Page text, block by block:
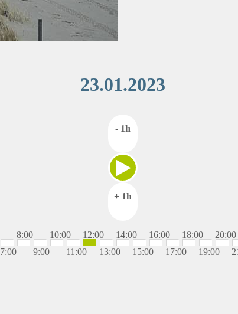
23.01.2023
- 1h
+ 1h
7:00
8:00
9:00
10:00
11:00
12:00
13:00
14:00
15:00
16:00
17:00
18:00
19:00
20:00